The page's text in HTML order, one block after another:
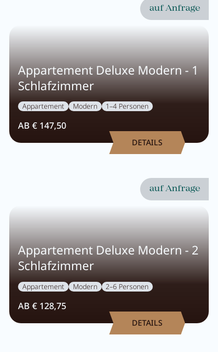
Lage & Anreise
Karriere
Zimmer
Angebote
Bestpreisgarantie
Inklusivleistungen
Buchungsinfos
Appartement Deluxe Modern - 1
Schlafzimmer
auf Anfrage
Appartement Modern 1–4 Personen
AB € 147,50
DETAILS
Appartement Deluxe Modern - 2
Schlafzimmer
auf Anfrage
Appartement Modern 2–6 Personen
AB € 128,75
DETAILS